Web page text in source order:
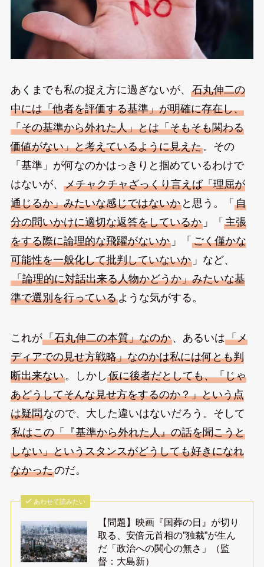
あくまでも私の捉え方に過ぎないが、 石丸伸二の
中には「他者を評価する基準」が明確に存在し、
「その基準から外れた人」とは「そもそも関わる
価値がない」と考えているように見えた。その
「基準」が何なのかはっきりと掴めているわけで
はないが、 メチャクチャざっくり言えば「理屈が
通じるか」みたいな感じではないかと思う。「 自
分の問いかけに適切な返答をしているか」「 主張
をする際に論理的な飛躍がないか」「 ごく僅かな
可能性を一般化して批判していないか」など、
「論理的に対話出来る人物かどうか」みたいな基
準で選別を行っているような気がする。
これが「石丸伸二の本質」なのか、あるいは「メ
ディアでの見せ方戦略」なのかは私には何とも判
断出来ない。しかし 仮に後者だとしても、「じゃ
あどうしてそんな見せ方をするのか？」という点
は疑問なので、大した違いはないだろう。そして
私はこの「『基準から外れた人』の話を聞こうと
しない」というスタンスがどうしても好きになれ
なかったのだ。
あわせて読みたい
【問題】映画『国葬の日』が切り
取る、安倍元首相の”独裁”が生ん
だ「政治への関心の無さ」（監
督：大島新）